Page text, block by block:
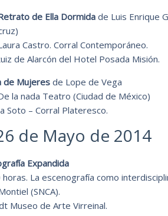
de Ella Dormida de Luis Enrique
Castro. Corral Contemporáneo.
de Alarcón del Hotel Posada Misión.
de Mujeres de Lope de Vega
la nada Teatro (Ciudad de México)
Soto – Corral Plateresco.
de Mayo de 2014
Expandida
La escenografía como
(SNCA).
Museo de Arte Virreinal.